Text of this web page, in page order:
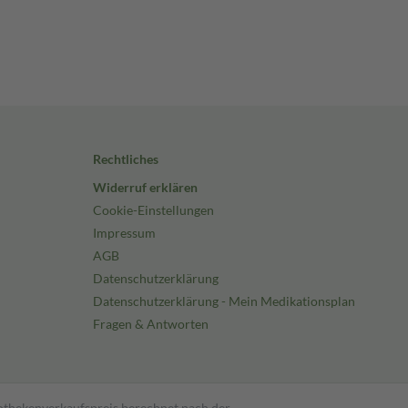
Rechtliches
Widerruf erklären
Cookie-Einstellungen
Impressum
AGB
Datenschutzerklärung
Datenschutzerklärung - Mein Medikationsplan
Fragen & Antworten